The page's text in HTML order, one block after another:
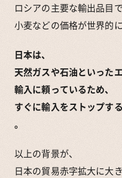
ロシアの主要な輸出品目
小麦などの価格が世界的
日本は、
天然ガスや石油といった
輸入に頼っているため、
すぐに輸入をストップす
。
以上の背景が、
日本の貿易赤字拡大に大